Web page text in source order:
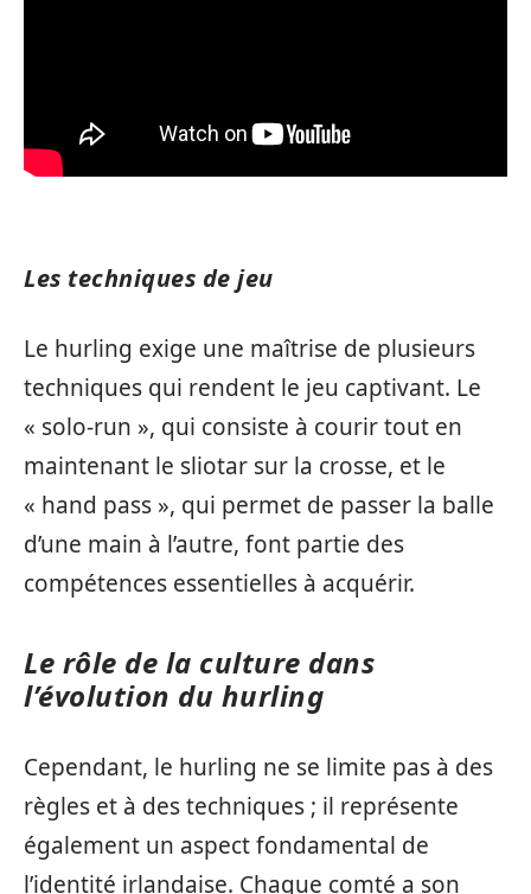
Les techniques de jeu
Le hurling exige une maîtrise de plusieurs
techniques qui rendent le jeu captivant. Le
« solo-run », qui consiste à courir tout en
maintenant le sliotar sur la crosse, et le
« hand pass », qui permet de passer la balle
d’une main à l’autre, font partie des
compétences essentielles à acquérir.
Le rôle de la culture dans
l’évolution du hurling
Cependant, le hurling ne se limite pas à des
règles et à des techniques ; il représente
également un aspect fondamental de
l’identité irlandaise. Chaque comté a son